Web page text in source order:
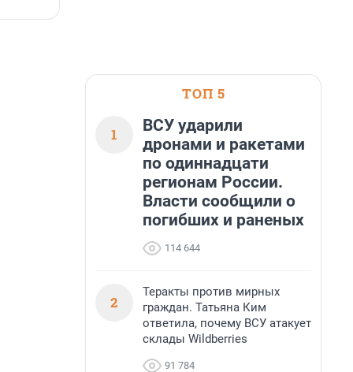
ТОП 5
1
ВСУ ударили
дронами и ракетами
по одиннадцати
регионам России.
Власти сообщили о
погибших и раненых
114 644
2
Теракты против мирных
граждан. Татьяна Ким
ответила, почему ВСУ атакует
склады Wildberries
91 784